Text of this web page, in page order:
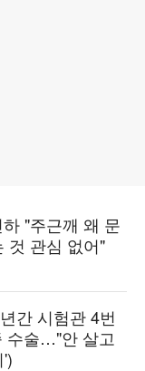
"주근깨 왜 문
것 관심 없어"
간 시험관 4번
술…"안 살고